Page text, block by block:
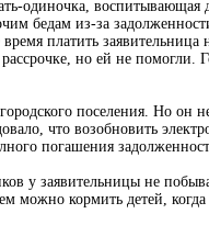
одиночка,
бедам из-за
платить заявительница
но ей не помогли.
поселения. Но он
что возобновить
погашения
у заявительницы не
кормить детей, когда